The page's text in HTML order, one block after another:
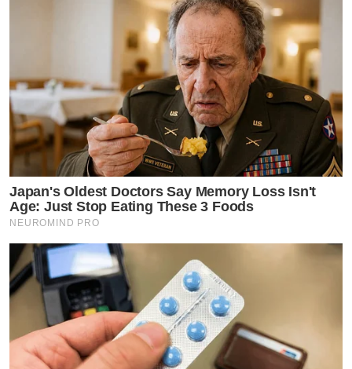
Japan's Oldest Doctors Say Memory Loss Isn't
Age: Just Stop Eating These 3 Foods
NEUROMIND PRO